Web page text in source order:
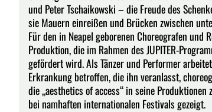
und Peter Tschaikowski – die Freude des
sie Mauern einreißen und Brücken zwischen
Für den in Neapel geborenen Choreografen
Produktion, die im Rahmen des JUPITER-
gefördert wird. Als Tänzer und Performer
Erkrankung betroffen, die ihn veranlasst,
die „aesthetics of access“ in seine
bei namhaften internationalen Festivals gezeigt.